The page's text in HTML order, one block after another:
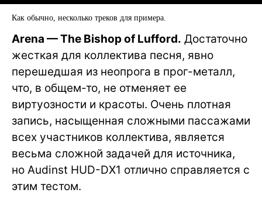
Как обычно, несколько треков для примера.
Arena — The Bishop of Lufford. Достаточно
жесткая для коллектива песня, явно
перешедшая из неопрога в прог-металл,
что, в общем-то, не отменяет ее
виртуозности и красоты. Очень плотная
запись, насыщенная сложными пассажами
всех участников коллектива, является
весьма сложной задачей для источника,
но Audinst HUD-DX1 отлично справляется с
этим тестом.